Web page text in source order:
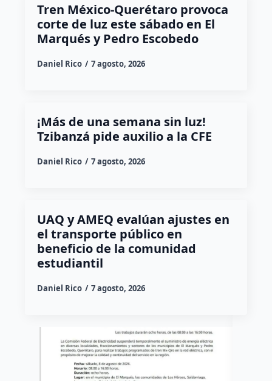
Tren México-Querétaro provoca
corte de luz este sábado en El
Marqués y Pedro Escobedo
Daniel Rico 7 agosto, 2026
¡Más de una semana sin luz!
Tzibanzá pide auxilio a la CFE
Daniel Rico 7 agosto, 2026
UAQ y AMEQ evalúan ajustes en
el transporte público en
beneficio de la comunidad
estudiantil
Daniel Rico 7 agosto, 2026